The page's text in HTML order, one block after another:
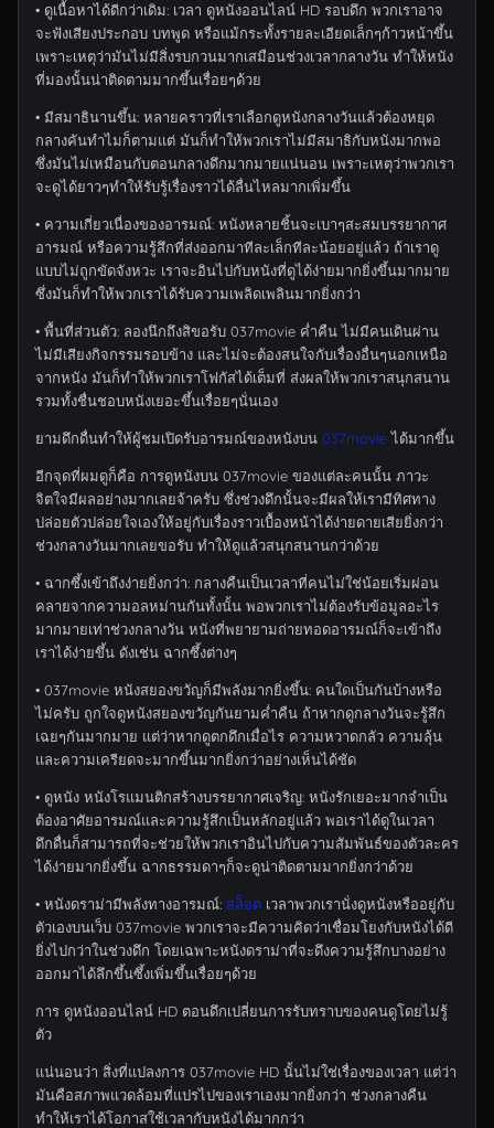
• ดูเนื้อหาได้ดีกว่าเดิม: เวลา ดูหนังออนไลน์ HD รอบดึก พวกเราอาจ
จะฟังเสียงประกอบ บทพูด หรือแม้กระทั้งรายละเอียดเล็กๆก้าวหน้าขึ้น
เพราะเหตุว่ามันไม่มีสิ่งรบกวนมากเสมือนช่วงเวลากลางวัน ทำให้หนัง
ที่มองนั้นน่าติดตามมากขึ้นเรื่อยๆด้วย
• มีสมาธินานขึ้น: หลายคราวที่เราเลือกดูหนังกลางวันแล้วต้องหยุด
กลางคันทำไมก็ตามแต่ มันก็ทำให้พวกเราไม่มีสมาธิกับหนังมากพอ
ซึ่งมันไม่เหมือนกับตอนกลางดึกมากมายแน่นอน เพราะเหตุว่าพวกเรา
จะดูได้ยาวๆทำให้รับรู้เรื่องราวได้ลื่นไหลมากเพิ่มขึ้น
• ความเกี่ยวเนื่องของอารมณ์: หนังหลายชิ้นจะเบาๆสะสมบรรยากาศ
อารมณ์ หรือความรู้สึกที่ส่งออกมาทีละเล็กทีละน้อยอยู่แล้ว ถ้าเราดู
แบบไม่ถูกขัดจังหวะ เราจะอินไปกับหนังที่ดูได้ง่ายมากยิ่งขึ้นมากมาย
ซึ่งมันก็ทำให้พวกเราได้รับความเพลิดเพลินมากยิ่งกว่า
• พื้นที่ส่วนตัว: ลองนึกถึงสิขอรับ 037movie ค่ำคืน ไม่มีคนเดินผ่าน
ไม่มีเสียงกิจกรรมรอบข้าง และไม่จะต้องสนใจกับเรื่องอื่นๆนอกเหนือ
จากหนัง มันก็ทำให้พวกเราโฟกัสได้เต็มที่ ส่งผลให้พวกเราสนุกสนาน
รวมทั้งชื่นชอบหนังเยอะขึ้นเรื่อยๆนั่นเอง
ยามดึกดื่นทำให้ผู้ชมเปิดรับอารมณ์ของหนังบน 037movieได้มากขึ้น
อีกจุดที่ผมดูก็คือ การดูหนังบน 037movie ของแต่ละคนนั้น ภาวะ
จิตใจมีผลอย่างมากเลยจ้าครับ ซึ่งช่วงดึกนั้นจะมีผลให้เรามีทิศทาง
ปล่อยตัวปล่อยใจเองให้อยู่กับเรื่องราวเบื้องหน้าได้ง่ายดายเสียยิ่งกว่า
ช่วงกลางวันมากเลยขอรับ ทำให้ดูแล้วสนุกสนานกว่าด้วย
• ฉากซึ้งเข้าถึงง่ายยิ่งกว่า: กลางคืนเป็นเวลาที่คนไม่ใช่น้อยเริ่มผ่อน
คลายจากความอลหม่านกันทั้งนั้น พอพวกเราไม่ต้องรับข้อมูลอะไร
มากมายเท่าช่วงกลางวัน หนังที่พยายามถ่ายทอดอารมณ์ก็จะเข้าถึง
เราได้ง่ายขึ้น ดังเช่น ฉากซึ้งต่างๆ
• 037movie หนังสยองขวัญก็มีพลังมากยิ่งขึ้น: คนใดเป็นกันบ้างหรือ
ไม่ครับ ถูกใจดูหนังสยองขวัญกันยามค่ำคืน ถ้าหากดูกลางวันจะรู้สึก
เฉยๆกันมากมาย แต่ว่าหากดูตกดึกเมื่อไร ความหวาดกลัว ความลุ้น
และความเครียดจะมากขึ้นมากยิ่งกว่าอย่างเห็นได้ชัด
• ดูหนัง หนังโรแมนติกสร้างบรรยากาศเจริญ: หนังรักเยอะมากจำเป็น
ต้องอาศัยอารมณ์และความรู้สึกเป็นหลักอยู่แล้ว พอเราได้ดูในเวลา
ดึกดื่นก็สามารถที่จะช่วยให้พวกเราอินไปกับความสัมพันธ์ของตัวละคร
ได้ง่ายมากยิ่งขึ้น ฉากธรรมดาๆก็จะดูน่าติดตามมากยิ่งกว่าด้วย
• หนังดราม่ามีพลังทางอารมณ์: สล็อตเวลาพวกเรานั่งดูหนังหรืออยู่กับ
ตัวเองบนเว็บ 037movie พวกเราจะมีความคิดว่าเชื่อมโยงกับหนังได้ดี
ยิ่งไปกว่าในช่วงดึก โดยเฉพาะหนังดราม่าที่จะดึงความรู้สึกบางอย่าง
ออกมาได้ลึกขึ้นซึ้งเพิ่มขึ้นเรื่อยๆด้วย
การ ดูหนังออนไลน์ HD ตอนดึกเปลี่ยนการรับทราบของคนดูโดยไม่รู้
ตัว
แน่นอนว่า สิ่งที่แปลงการ 037movie HD นั้นไม่ใช่เรื่องของเวลา แต่ว่า
มันคือสภาพแวดล้อมที่แปรไปของเราเองมากยิ่งกว่า ช่วงกลางคืน
ทำให้เราได้โอกาสใช้เวลากับหนังได้มากกว่า